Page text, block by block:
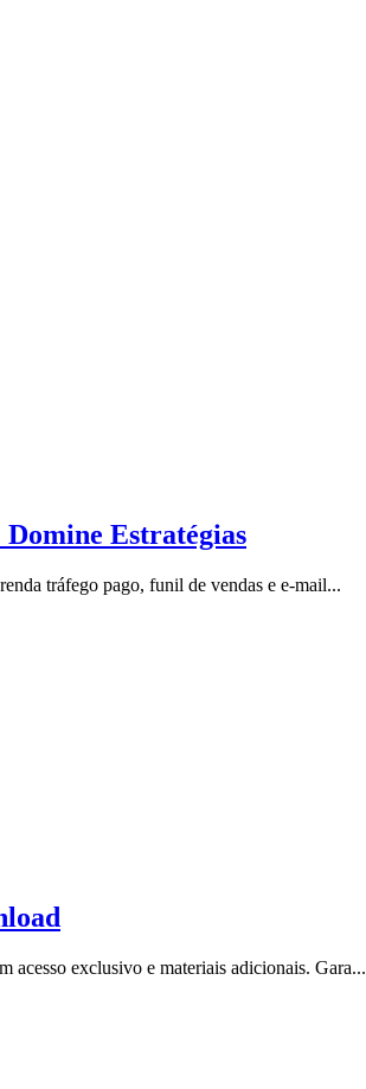
Estratégias
tráfego pago, funil de vendas e e-mail...
exclusivo e materiais adicionais. Gara...